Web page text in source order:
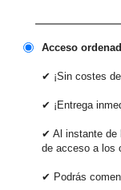
Acceso
✔ ¡Sin costes
✔ ¡Entrega
✔ Al instante de
de acceso a los
✔ Podrás